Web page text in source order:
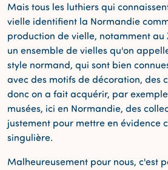
Mais tous les luthiers qui
vielle identifient la Normandie
production de vielle, notamment au
un ensemble de vielles qu'on
style normand, qui sont bien
avec des motifs de décoration, des
donc on a fait acquérir, par
musées, ici en Normandie, des
justement pour mettre en évidence
singulière.
Malheureusement pour nous, c'est